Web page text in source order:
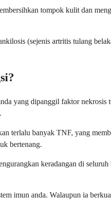
tompok kulit dan
(sejenis artritis tulang
yang dipanggil faktor
terlalu banyak TNF, yang
bertenang.
keradangan di
imun anda. Walaupun ia